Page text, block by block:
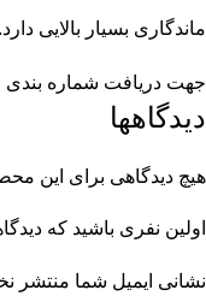
ماندگاری بسیار بالایی دارد. بیشتر از 12 ساعت بر
جهت دریافت شماره بندی و
دیدگاهها
هیچ دیدگاهی برای این
اولین نفری باشید که
نشانی ایمیل شما منتشر